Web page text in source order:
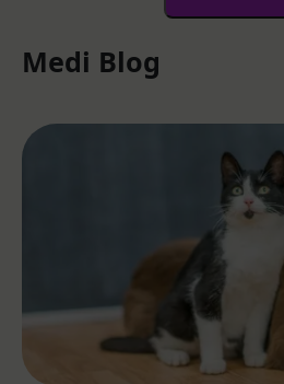
Medi Blog